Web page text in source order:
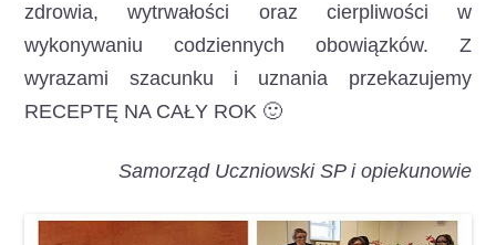
zdrowia, wytrwałości oraz cierpliwości w
wykonywaniu codziennych obowiązków. Z
wyrazami szacunku i uznania przekazujemy
RECEPTĘ NA CAŁY ROK 🙂
Samorząd Uczniowski SP i opiekunowie